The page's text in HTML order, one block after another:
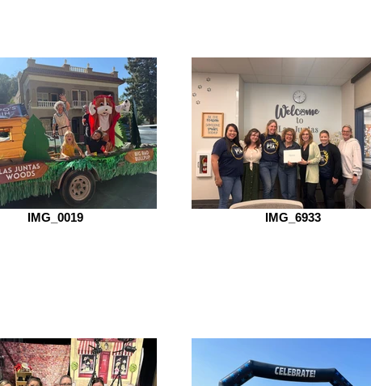
IMG_0019 IMG_6933